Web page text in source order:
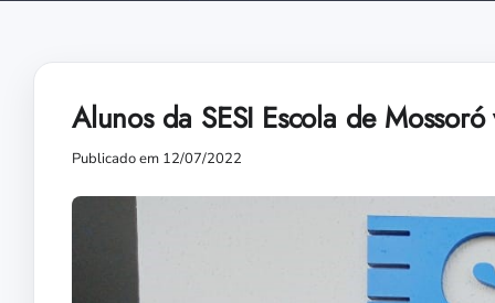
Alunos da SESI Escola de
Publicado em 12/07/2022